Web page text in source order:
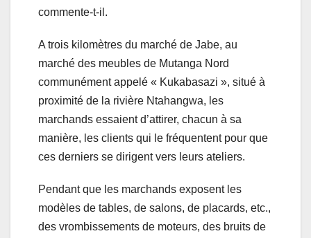
commente-t-il.
A trois kilomètres du marché de Jabe, au
marché des meubles de Mutanga Nord
communément appelé « Kukabasazi », situé à
proximité de la rivière Ntahangwa, les
marchands essaient d’attirer, chacun à sa
manière, les clients qui le fréquentent pour que
ces derniers se dirigent vers leurs ateliers.
Pendant que les marchands exposent les
modèles de tables, de salons, de placards, etc.,
des vrombissements de moteurs, des bruits de